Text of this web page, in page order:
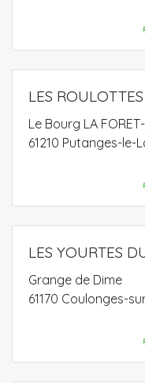
LES
Le Bourg LA
61210 Putanges-le-
LES YOURTES
Grange de Dime
61170 Coulonges-